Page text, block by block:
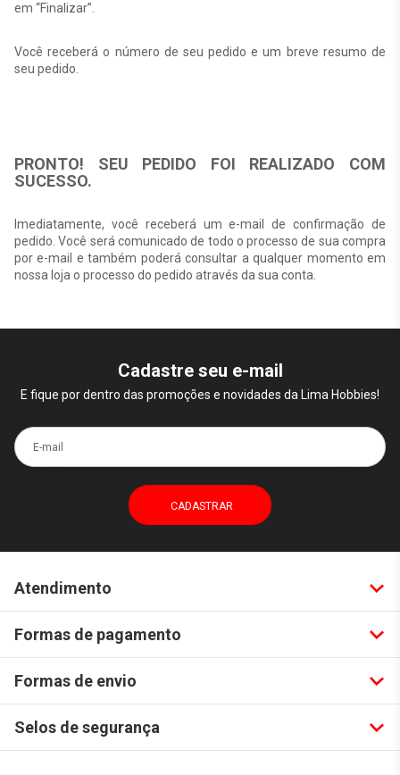
em “Finalizar”.
Você receberá o número de seu pedido e um breve resumo de
seu pedido.
PRONTO! SEU PEDIDO FOI REALIZADO COM
SUCESSO.
Imediatamente, você receberá um e-mail de confirmação de
pedido. Você será comunicado de todo o processo de sua compra
por e-mail e também poderá consultar a qualquer momento em
nossa loja o processo do pedido através da sua conta.
Cadastre seu e-mail
E fique por dentro das promoções e novidades da Lima Hobbies!
E-mail
Atendimento
Formas de pagamento
Formas de envio
Selos de segurança